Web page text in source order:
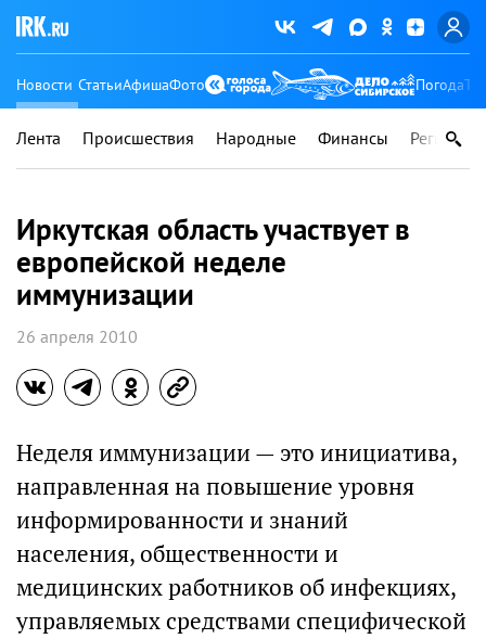
Новости СтатьиАфишаФото Погода
Лента Происшествия Народные Финансы Регионы
Иркутская область участвует в
европейской неделе
иммунизации
26 апреля 2010
Неделя иммунизации — это инициатива,
направленная на повышение уровня
информированности и знаний
населения, общественности и
медицинских работников об инфекциях,
управляемых средствами специфической